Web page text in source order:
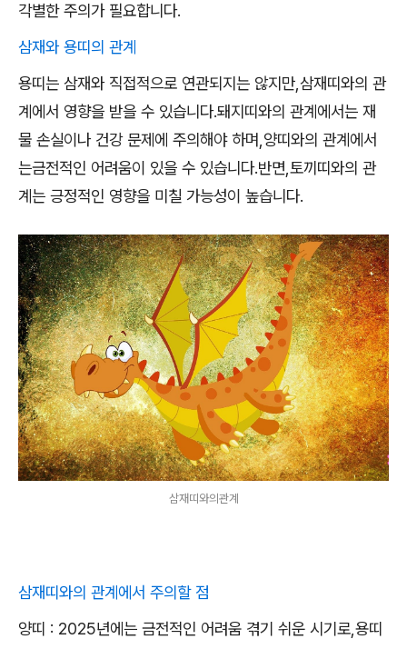
각별한 주의가 필요합니다.
삼재와 용띠의 관계
용띠는 삼재와 직접적으로 연관되지는 않지만,삼재띠와의 관
계에서 영향을 받을 수 있습니다.돼지띠와의 관계에서는 재
물 손실이나 건강 문제에 주의해야 하며,양띠와의 관계에서
는금전적인 어려움이 있을 수 있습니다.반면,토끼띠와의 관
계는 긍정적인 영향을 미칠 가능성이 높습니다.
삼재띠와의관계
삼재띠와의 관계에서 주의할 점
양띠 : 2025년에는 금전적인 어려움 겪기 쉬운 시기로,용띠